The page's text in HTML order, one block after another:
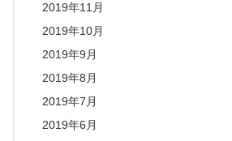
2019年11月
2019年10月
2019年9月
2019年8月
2019年7月
2019年6月